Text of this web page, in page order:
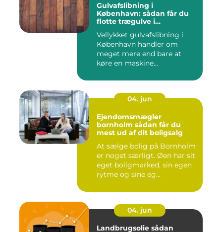
Gulvafslibning i
København: sådan får du
flotte trægulve i
Vellykket gulvafslibning i
København handler om
meget mere end bare at
køre en maskine...
04. jun
Ejendomsmægler
bornholm sådan får du
mest ud af dit boligsalg
At sælge bolig på Bornholm
er noget særligt. Øen har sit
eget boligmarked, sin egen
rytme og sine eg...
04. jun
Landbrugsolie sådan